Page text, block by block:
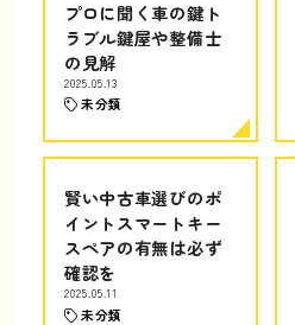
プロに聞く車の鍵ト
ラブル鍵屋や整備士
の見解
2025.05.13
未分類
賢い中古車選びのポ
イントスマートキー
スペアの有無は必ず
確認を
2025.05.11
未分類